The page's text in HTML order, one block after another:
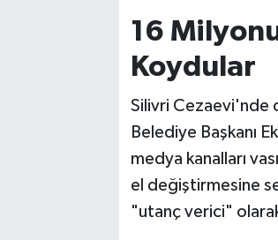
16
Koydular
Silivri Cezaevi'nde
Belediye Başkanı
medya kanalları
el değiştirmesine
"utanç verici"